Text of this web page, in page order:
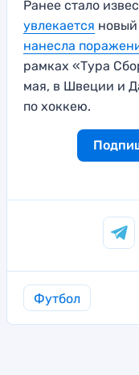
Ранее стало
увлекается
нанесла
рамках «Тура
мая, в Швеции и
по хоккею.
Футбол